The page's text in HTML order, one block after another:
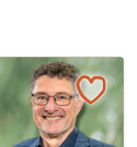
Interview mit
Michael Jungmeier